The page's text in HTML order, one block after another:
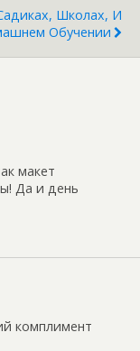
Школах, И
Обучении
макет
Да и день
комплимент